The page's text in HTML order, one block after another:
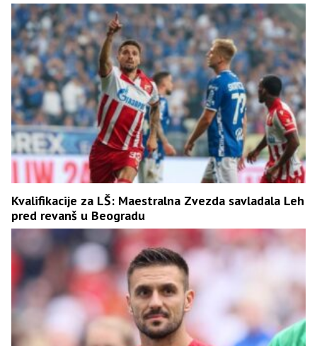
Kvalifikacije za LŠ: Maestralna Zvezda savladala Leh
pred revanš u Beogradu